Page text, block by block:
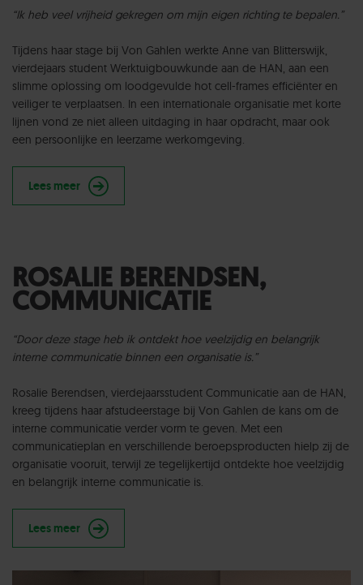
“Ik heb veel vrijheid gekregen om mijn eigen richting te bepalen.”
Tijdens haar stage bij Von Gahlen werkte Anne van Blitterswijk,
vierdejaars student Werktuigbouwkunde aan de HAN, aan een
slimme oplossing om loodgevulde hot cell-frames efficiënter en
veiliger te verplaatsen. In een internationale organisatie met korte
lijnen vond ze niet alleen uitdaging in haar opdracht, maar ook
een persoonlijke en leerzame werkomgeving.
Lees meer
ROSALIE BERENDSEN,
COMMUNICATIE
“Door deze stage heb ik ontdekt hoe veelzijdig en belangrijk
interne communicatie binnen een organisatie is.”
Rosalie Berendsen, vierdejaarsstudent Communicatie aan de HAN,
kreeg tijdens haar afstudeerstage bij Von Gahlen de kans om de
interne communicatie verder vorm te geven. Met een
communicatieplan en verschillende beroepsproducten hielp zij de
organisatie vooruit, terwijl ze tegelijkertijd ontdekte hoe veelzijdig
en belangrijk interne communicatie is.
Lees meer